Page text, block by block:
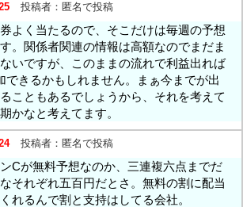
投稿者： 匿名で投稿
よく当たるので、そこだけは毎週の予想
。関係者関連の情報は高額なのでまだま
いですが、このままの流れで利益出れば
できるかもしれません。まぁ今までが出
こともあるでしょうから、それを考えて
かなと考えてます。
投稿者： 匿名で投稿
Cが無料予想なのか、三連複六点までだ
それぞれ五百円だとさ。無料の割に配当
れるんで割と支持はしてる会社。